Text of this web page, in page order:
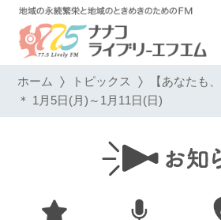
ホーム トピックス 【あなたも
＊ 1月5日(月)～1月11日(日)